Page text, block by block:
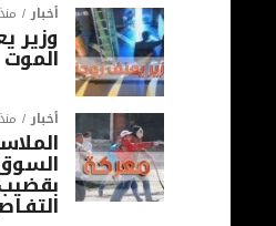
أخبار
وزير
أخبار